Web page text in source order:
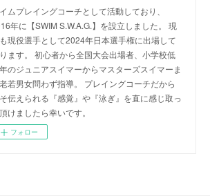
ムプレイングコーチとして活動しており、
年に【SWIM S.W.A.G.】を設立しました。 現
現役選手として2024年日本選手権に出場して
ます。 初心者から全国大会出場者、小学校低
のジュニアスイマーからマスターズスイマーま
若男女問わず指導。 プレイングコーチだから
伝えられる『感覚』や『泳ぎ』を直に感じ取っ
けましたら幸いです。
フォロー